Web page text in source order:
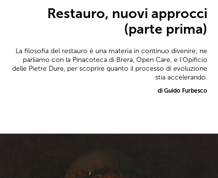
Restauro, nuovi approcci
(parte prima)
La filosofia del restauro è una materia in continuo divenire; ne
parliamo con la Pinacoteca di Brera, Open Care, e l'Opificio
delle Pietre Dure, per scoprire quanto il processo di evoluzione
stia accelerando.
di Guido Furbesco